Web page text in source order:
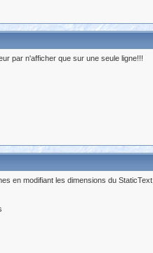
par n'afficher que sur une seule ligne!!!
en modifiant les dimensions du StaticText.